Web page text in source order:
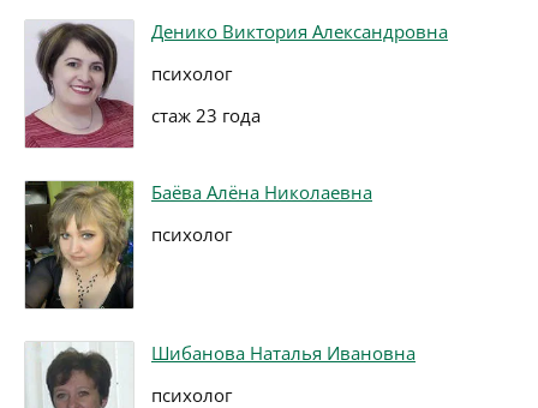
Денико Виктория Александровна
психолог
стаж 23 года
Баёва Алёна Николаевна
психолог
Шибанова Наталья Ивановна
психолог